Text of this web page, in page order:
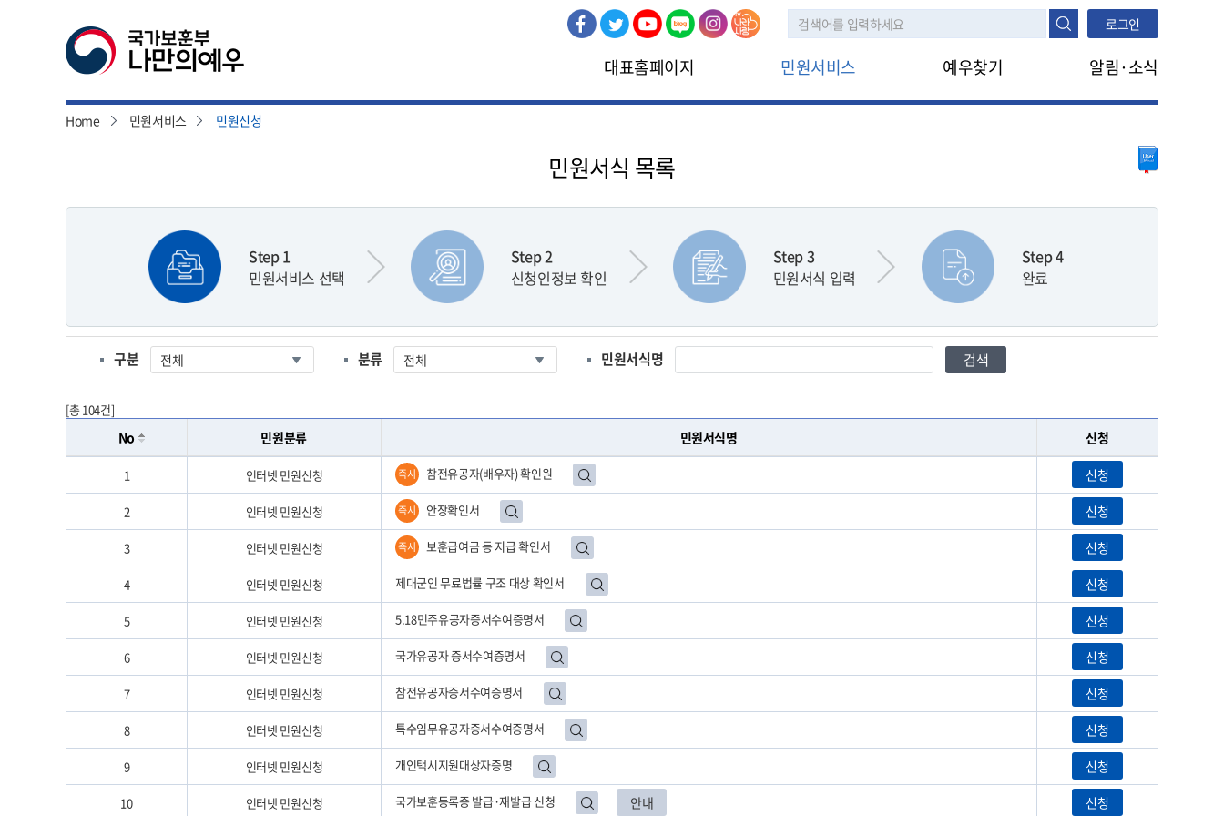
로그인
대표홈페이지 민원서비스
민원신청
예우찾기
나의지원정보
대상구분
모의계산
대상구분
생활수준조사
알림·소식
공지사항
Home 민원서비스 민원신청
시
민원서식 목록
Step 1
민원서비스 선택
Step 2
신청인정보 확인
Step 3
민원서식 입력
Step 4
완료
구분 분류 민원서식명 검색
[총 104건]
No 민원분류 민원서식명 신청
1 인터넷 민원신청 즉시 참전유공자(배우자) 확인원 신청
2 인터넷 민원신청 즉시 안장확인서 신청
3 인터넷 민원신청 즉시 보훈급여금 등 지급 확인서 신청
4 인터넷 민원신청 제대군인 무료법률 구조 대상 확인서 신청
5 인터넷 민원신청 5.18민주유공자증서수여증명서 신청
6 인터넷 민원신청 국가유공자 증서수여증명서 신청
7 인터넷 민원신청 참전유공자증서수여증명서 신청
8 인터넷 민원신청 특수임무유공자증서수여증명서 신청
9 인터넷 민원신청 개인택시지원대상자증명 신청
10 인터넷 민원신청 국가보훈등록증 발급·재발급 신청 안내 신청